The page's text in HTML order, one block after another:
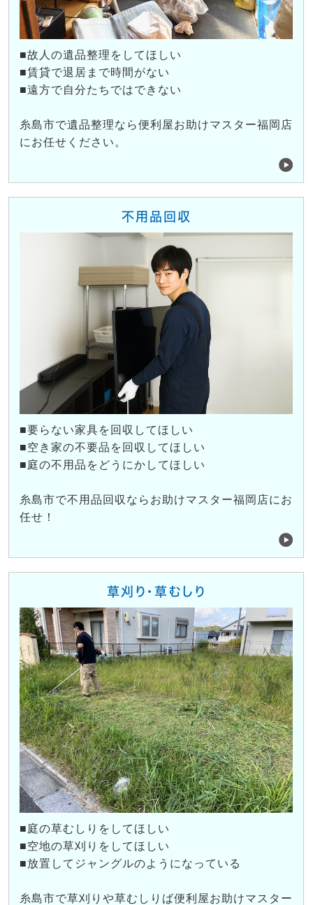
■故人の遺品整理をしてほしい
■賃貸で退居まで時間がない
■遠方で自分たちではできない
糸島市で遺品整理なら便利屋お助けマスター福岡店
にお任せください。
不用品回収
■要らない家具を回収してほしい
■空き家の不要品を回収してほしい
■庭の不用品をどうにかしてほしい
糸島市で不用品回収ならお助けマスター福岡店にお
任せ！
草刈り・草むしり
■庭の草むしりをしてほしい
■空地の草刈りをしてほしい
■放置してジャングルのようになっている
糸島市で草刈りや草むしりば便利屋お助けマスター